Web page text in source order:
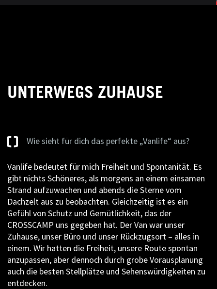
UNTERWEGS ZUHAUSE
Wie sieht für dich das perfekte „Vanlife“ aus?
Vanlife bedeutet für mich Freiheit und Spontanität. Es
gibt nichts Schöneres, als morgens an einem einsamen
Strand aufzuwachen und abends die Sterne vom
Dachzelt aus zu beobachten. Gleichzeitig ist es ein
Gefühl von Schutz und Gemütlichkeit, das der
CROSSCAMP uns gegeben hat. Der Van war unser
Zuhause, unser Büro und unser Rückzugsort – alles in
einem. Wir hatten die Freiheit, unsere Route spontan
anzupassen, aber dennoch durch grobe Vorausplanung
auch die besten Stellplätze und Sehenswürdigkeiten zu
entdecken.